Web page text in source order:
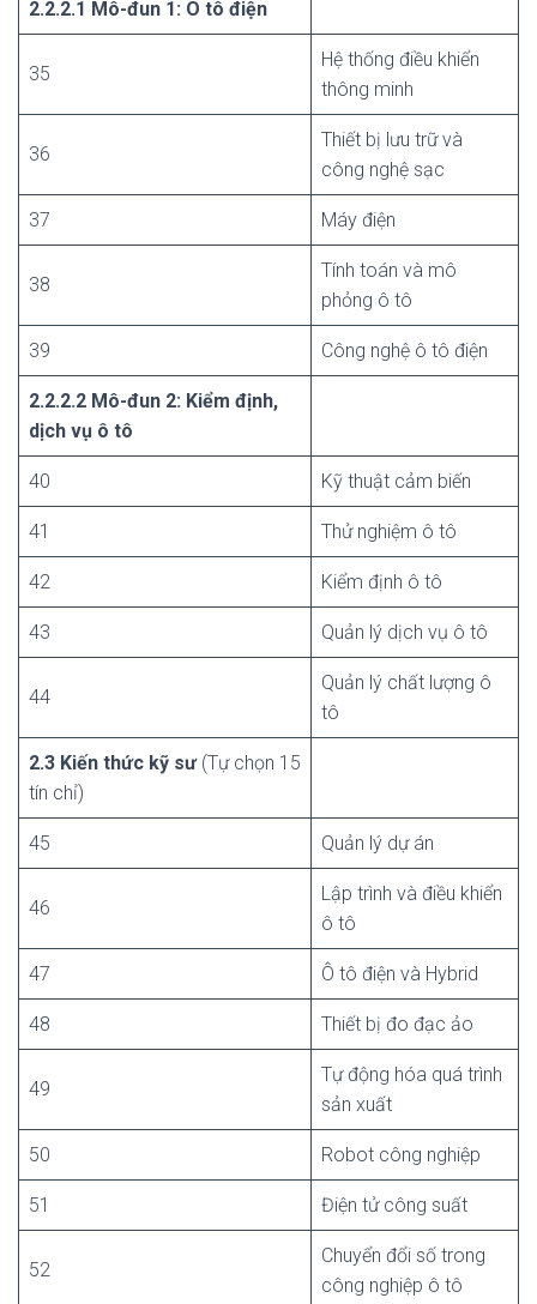
2.2.2.1 Mô-đun 1: Ô tô điện
35
Hệ thống điều khiển
thông minh
36
Thiết bị lưu trữ và
công nghệ sạc
37 Máy điện
38
Tính toán và mô
phỏng ô tô
39 Công nghệ ô tô điện
2.2.2.2 Mô-đun 2: Kiểm định,
dịch vụ ô tô
40 Kỹ thuật cảm biến
41 Thử nghiệm ô tô
42 Kiểm định ô tô
43 Quản lý dịch vụ ô tô
44
Quản lý chất lượng ô
tô
2.3 Kiến thức kỹ sư(Tự chọn 15
tín chỉ)
45 Quản lý dự án
46
Lập trình và điều khiển
ô tô
47 Ô tô điện và Hybrid
48 Thiết bị đo đạc ảo
49
Tự động hóa quá trình
sản xuất
50 Robot công nghiệp
51 Điện tử công suất
52
Chuyển đổi số trong
công nghiệp ô tô